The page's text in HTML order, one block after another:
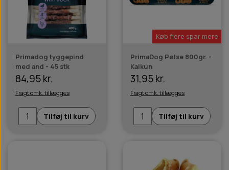
Primadog tyggepind
med and - 45 stk
84,95 kr.
Fragt omk. tillægges
Tilføj til kurv
Køb flere spar mere
PrimaDog Pølse 800gr. -
Kalkun
31,95 kr.
Fragt omk. tillægges
Tilføj til kurv